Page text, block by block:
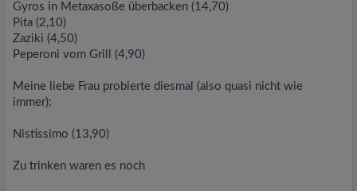
Gyros in Metaxasoße überbacken (14,70)
Pita (2,10)
Zaziki (4,50)
Peperoni vom Grill (4,90)
Meine liebe Frau probierte diesmal (also quasi nicht wie
immer):
Nistissimo (13,90)
Zu trinken waren es noch